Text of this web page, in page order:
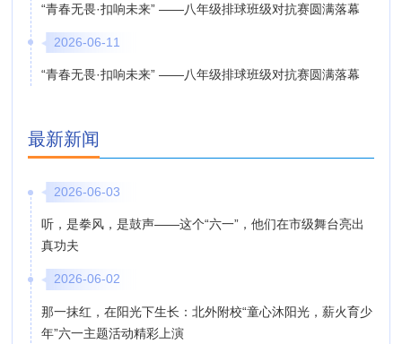
“青春无畏·扣响未来” ——八年级排球班级对抗赛圆满落幕
2026-06-11
“青春无畏·扣响未来” ——八年级排球班级对抗赛圆满落幕
最新新闻
2026-06-03
听，是拳风，是鼓声——这个“六一”，他们在市级舞台亮出
真功夫
2026-06-02
那一抹红，在阳光下生长：北外附校“童心沐阳光，薪火育少
年”六一主题活动精彩上演